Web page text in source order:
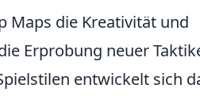
Maps die Kreativität und
Erprobung neuer
entwickelt sich